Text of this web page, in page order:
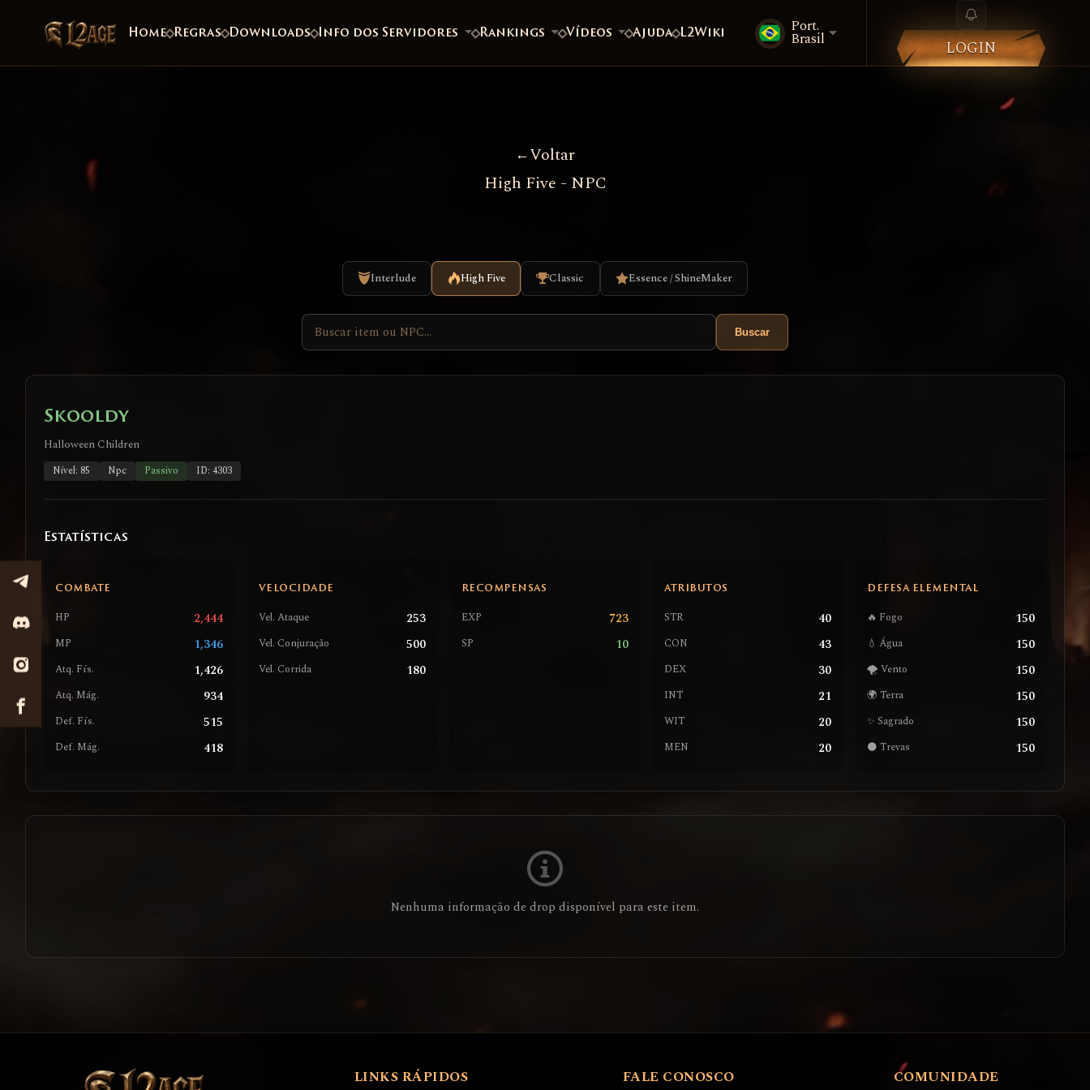
Home Regras Downloads Info dos Servidores Rankings Vídeos Ajuda L2Wiki Port.
Brasil LOGIN
Voltar
High Five - NPC
Interlude High Five Classic Essence / ShineMaker
Buscar
Skooldy
Halloween Children
Nível: 85 Npc Passivo ID: 4303
Estatísticas
COMBATE
HP 2,444
MP 1,346
Atq. Fís. 1,426
Atq. Mág. 934
Def. Fís. 515
Def. Mág. 418
VELOCIDADE
Vel. Ataque 253
Vel. Conjuração 500
Vel. Corrida 180
RECOMPENSAS
EXP 723
SP 10
ATRIBUTOS
STR 40
CON 43
DEX 30
INT 21
WIT 20
MEN 20
DEFESA ELEMENTAL
🔥 Fogo 150
💧 Água 150
🌪️ Vento 150
🌍 Terra 150
✨ Sagrado 150
🌑 Trevas 150
Nenhuma informação de drop disponível para este item.
LINKS RÁPIDOS FALE CONOSCO COMUNIDADE